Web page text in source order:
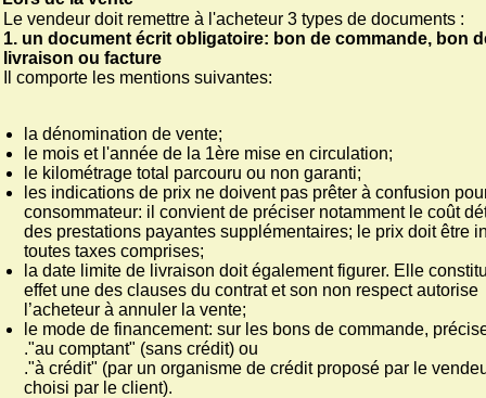
Le vendeur doit remettre à l'acheteur 3 types de documents :
1. un document écrit obligatoire: bon de commande, bon
livraison ou facture
Il comporte les mentions suivantes:
la dénomination de vente;
le mois et l'année de la 1ère mise en circulation;
le kilométrage total parcouru ou non garanti;
les indications de prix ne doivent pas prêter à confusion
consommateur: il convient de préciser notamment le coût
des prestations payantes supplémentaires; le prix doit être
toutes taxes comprises;
la date limite de livraison doit également figurer. Elle
effet une des clauses du contrat et son non respect autorise
l’acheteur à annuler la vente;
le mode de financement: sur les bons de commande,
."au comptant" (sans crédit) ou
."à crédit" (par un organisme de crédit proposé par le
choisi par le client).